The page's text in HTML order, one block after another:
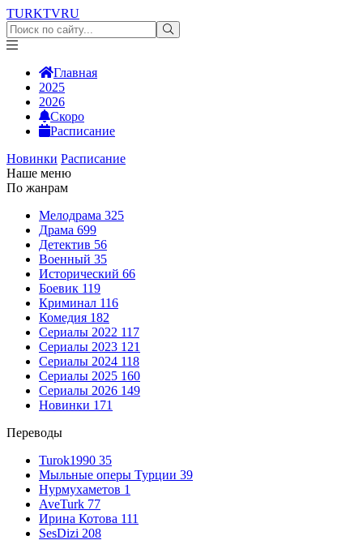
TURKTVRU
Главная
2025
2026
Скоро
Расписание
Новинки Расписание
Наше меню
По жанрам
Мелодрама 325
Драма 699
Детектив 56
Военный 35
Исторический 66
Боевик 119
Криминал 116
Комедия 182
Сериалы 2022 117
Сериалы 2023 121
Сериалы 2024 118
Сериалы 2025 160
Сериалы 2026 149
Новинки 171
Переводы
Turok1990 35
Мыльные оперы Турции 39
Нурмухаметов 1
AveTurk 77
Ирина Котова 111
SesDizi 208